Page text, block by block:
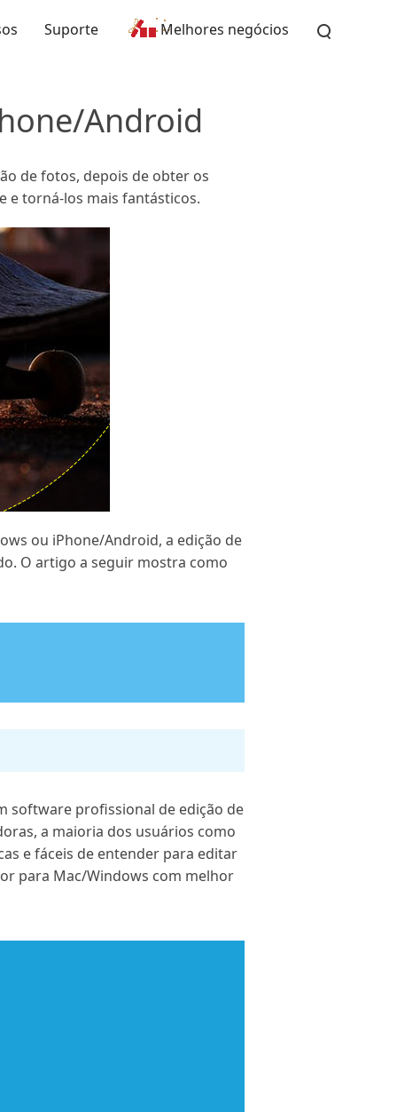
Suporte Melhores negócios
Android
de fotos, depois de obter os
e torná-los mais fantásticos.
ou iPhone/Android, a edição de
O artigo a seguir mostra como
software profissional de edição de
a maioria dos usuários como
e fáceis de entender para editar
para Mac/Windows com melhor